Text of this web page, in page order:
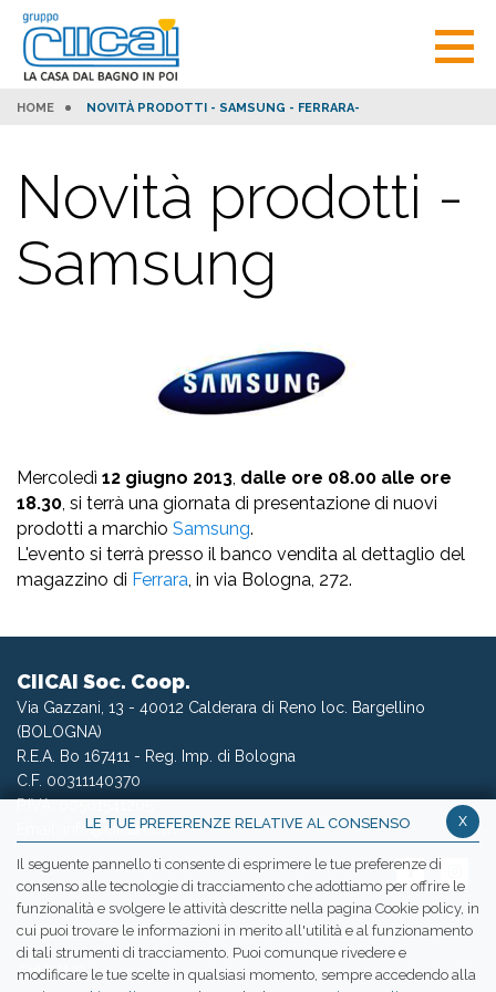
HOME NOVITÀ PRODOTTI - SAMSUNG - FERRARA-
Novità prodotti -
Samsung
Mercoledì 12 giugno 2013, dalle ore 08.00 alle ore
18.30, si terrà una giornata di presentazione di nuovi
prodotti a marchio Samsung.
L'evento si terrà presso il banco vendita al dettaglio del
magazzino di Ferrara, in via Bologna, 272.
CIICAI Soc. Coop.
Via Gazzani, 13 - 40012 Calderara di Reno loc. Bargellino
(BOLOGNA)
R.E.A. Bo 167411 - Reg. Imp. di Bologna
C.F. 00311140370
P.IVA: 00501541205
info@ciicai.com
WETRANSFER CIICAI
CHI SIAMO
x
LE TUE PREFERENZE RELATIVE AL CONSENSO
Il seguente pannello ti consente di esprimere le tue preferenze di
consenso alle tecnologie di tracciamento che adottiamo per offrire le
funzionalità e svolgere le attività descritte nella pagina Cookie policy, in
cui puoi trovare le informazioni in merito all'utilità e al funzionamento
di tali strumenti di tracciamento. Puoi comunque rivedere e
modificare le tue scelte in qualsiasi momento, sempre accedendo alla